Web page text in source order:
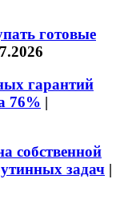
готовые
гарантий
76% |
собственной
задач |